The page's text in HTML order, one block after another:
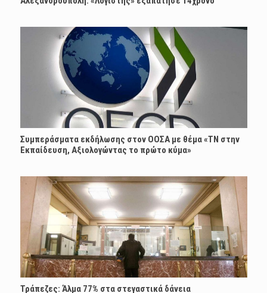
Συμπεράσματα εκδήλωσης στον ΟΟΣΑ με θέμα «ΤΝ στην
Εκπαίδευση, Αξιολογώντας το πρώτο κύμα»
Τράπεζες: Άλμα 77% στα στεγαστικά δάνεια